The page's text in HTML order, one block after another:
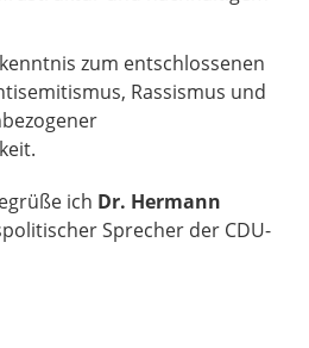
zum entschlossenen
Rassismus und
ich Dr. Hermann
Sprecher der CDU-